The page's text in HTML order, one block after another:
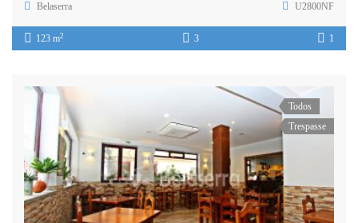
Belaserra
U2800NF
123 m2 3 1
Todos
Trespasse